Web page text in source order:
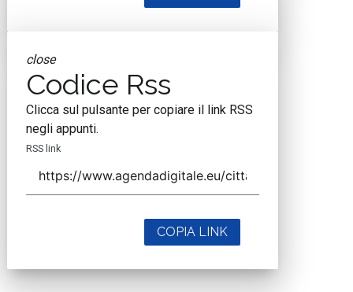
close
Codice Rss
Clicca sul pulsante per copiare il link RSS
negli appunti.
RSS link
COPIA LINK